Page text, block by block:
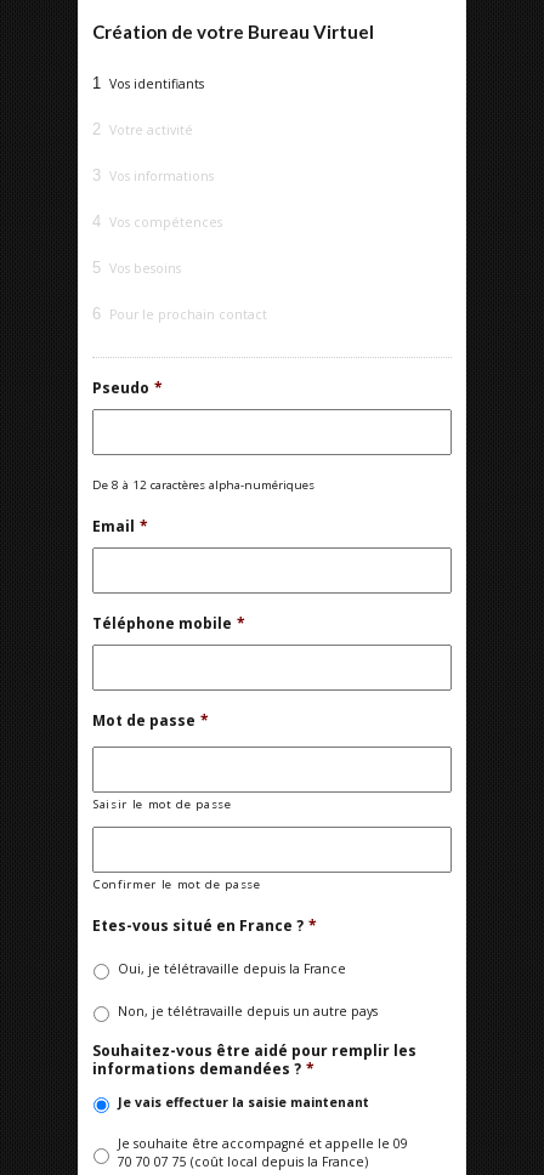
Création de votre Bureau Virtuel
1 Vos identifiants
2 Votre activité
3 Vos informations
4 Vos compétences
5 Vos besoins
6 Pour le prochain contact
Pseudo *
De 8 à 12 caractères alpha-numériques
Email *
Téléphone mobile *
Mot de passe *
Saisir le mot de passe
Confirmer le mot de passe
Etes-vous situé en France ? *
Oui, je télétravaille depuis la France
Non, je télétravaille depuis un autre pays
Souhaitez-vous être aidé pour remplir les
informations demandées ? *
Je vais effectuer la saisie maintenant
Je souhaite être accompagné et appelle le 09
70 70 07 75 (coût local depuis la France)